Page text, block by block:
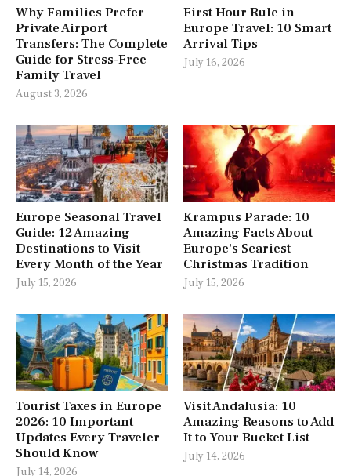
Why Families Prefer
Private Airport
Transfers: The Complete
Guide for Stress-Free
Family Travel
August 3, 2026
First Hour Rule in
Europe Travel: 10 Smart
Arrival Tips
July 16, 2026
Europe Seasonal Travel
Guide: 12 Amazing
Destinations to Visit
Every Month of the Year
July 15, 2026
Krampus Parade: 10
Amazing Facts About
Europe’s Scariest
Christmas Tradition
July 15, 2026
Tourist Taxes in Europe
2026: 10 Important
Updates Every Traveler
Should Know
July 14, 2026
Visit Andalusia: 10
Amazing Reasons to Add
It to Your Bucket List
July 14, 2026